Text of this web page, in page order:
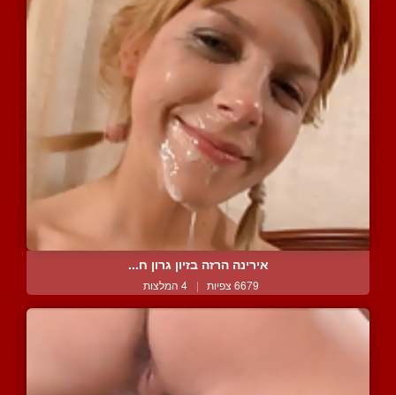
אירינה הרזה בזיון גרון ח...
6679 צפיות | 4 המלצות